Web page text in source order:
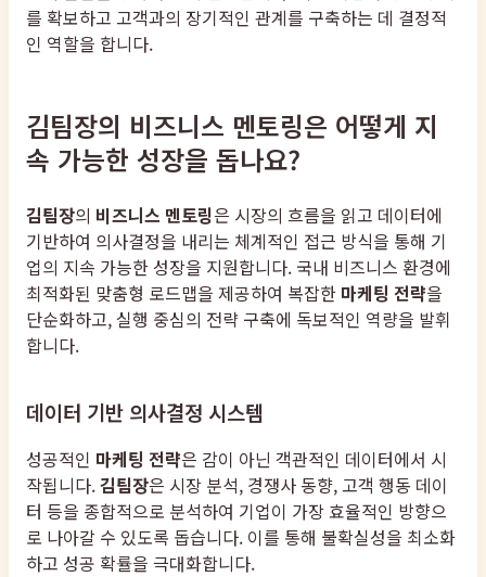
를 확보하고 고객과의 장기적인 관계를 구축하는 데 결정적
인 역할을 합니다.
김팀장의 비즈니스 멘토링은 어떻게 지
속 가능한 성장을 돕나요?
김팀장의 비즈니스 멘토링은 시장의 흐름을 읽고 데이터에
기반하여 의사결정을 내리는 체계적인 접근 방식을 통해 기
업의 지속 가능한 성장을 지원합니다. 국내 비즈니스 환경에
최적화된 맞춤형 로드맵을 제공하여 복잡한 마케팅 전략을
단순화하고, 실행 중심의 전략 구축에 독보적인 역량을 발휘
합니다.
데이터 기반 의사결정 시스템
성공적인 마케팅 전략은 감이 아닌 객관적인 데이터에서 시
작됩니다.김팀장은 시장 분석, 경쟁사 동향, 고객 행동 데이
터 등을 종합적으로 분석하여 기업이 가장 효율적인 방향으
로 나아갈 수 있도록 돕습니다. 이를 통해 불확실성을 최소화
하고 성공 확률을 극대화합니다.